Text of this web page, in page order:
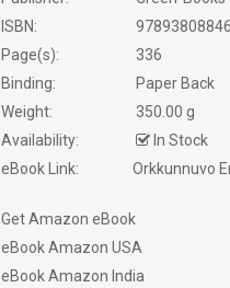
ISBN:
Page(s):
336
Binding:
Paper Back
Weight:
350.00 g
Availability:
In Stock
eBook Link:
Orkkunnuvo
Get Amazon eBook
eBook Amazon USA
eBook Amazon India